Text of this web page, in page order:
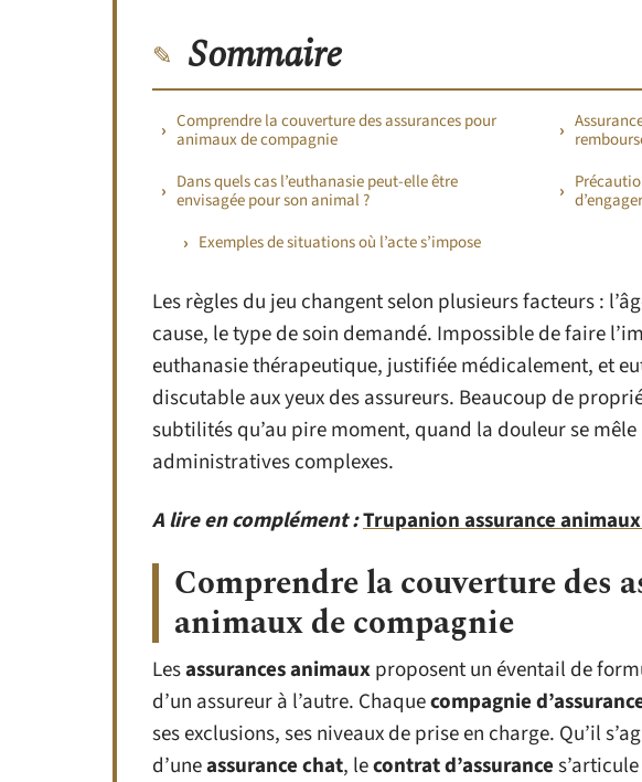
Sommaire
Comprendre la couverture des assurances pour
animaux de compagnie
Dans quels cas l’euthanasie peut-elle être
envisagée pour son animal ?
Exemples de situations où l’acte s’impose
Les règles du jeu changent selon plusieurs facteurs :
cause, le type de soin demandé. Impossible de faire
euthanasie thérapeutique, justifiée médicalement, et
discutable aux yeux des assureurs. Beaucoup de
subtilités qu’au pire moment, quand la douleur se
administratives complexes.
A lire en complément :Trupanion assurance
Comprendre la couverture des
animaux de compagnie
Lesassurances animauxproposent un éventail de
d’un assureur à l’autre. Chaquecompagnie
ses exclusions, ses niveaux de prise en charge. Qu’il
d’uneassurance chat, lecontrat d’assurance